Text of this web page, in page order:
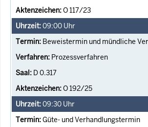
O 117/23
09:00 Uhr
Beweistermin und mündliche
Prozessverfahren
D 0.317
O 192/25
09:30 Uhr
Güte- und Verhandlungstermin